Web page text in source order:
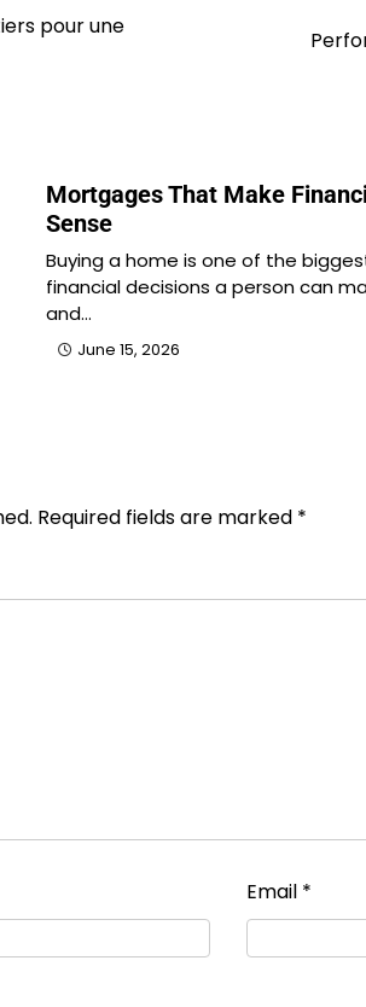
pour une
Mortgages That Make
Sense
Buying a home is one of the
financial decisions a person can
and…
June 15, 2026
Required fields are marked *
Email *